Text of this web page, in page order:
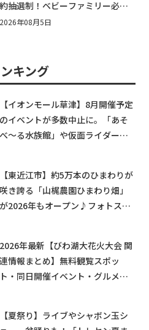
約抽選制！ベビーファミリー必見
☆入場無料☆10/29(木)30(金)ママ
2026年08月5日
キング
【イオンモール草津】8月開催予定
のイベントが多数中止に。「あそ
べ〜る水族館」や仮面ライダーシ
【東近江市】約5万本のひまわりが
咲き誇る「山梶農園ひまわり畑」
が2026年もオープン♪フォトスポ
2026年最新【びわ湖大花火大会 関
連情報まとめ】無料観覧スポッ
ト・同日開催イベント・グルメマ
【夏祭り】ライブやシャボン玉シ